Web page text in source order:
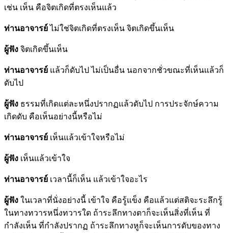
เช่น เห็น คือจิตเกิดที่ตรงเห็นแล้ว
ท่านอาจารย์ไม่ใช่จิตเกิดที่ตรงเห็น จิตเกิดขึ้นเห็น
ผู้ฟัง จิตเกิดขึ้นเห็น
ท่านอาจารย์ แล้วก็ดับไป ไม่เป็นอื่น นอกจากชั่วขณะที่เห็นแล้วก็
ดับไป
ผู้ฟัง ธรรมที่เกิดแต่ละหนึ่งปรากฏแล้วดับไป การประจักษ์ความ
เกิดดับ คือเห็นอย่างนี้หรือไม่
ท่านอาจารย์ เห็นแล้วเข้าใจหรือไม่
ผู้ฟัง เห็นแล้วเข้าใจ
ท่านอาจารย์ เวลานี้ก็เห็น แล้วเข้าใจอะไร
ผู้ฟัง ในเวลาที่นั่งอย่างนี้ เข้าใจ คือรู้แข็ง คือแล้วแต่สติจะระลึกรู้
ในทางทวารหนึ่งทวารใด ถ้าระลึกทางตาก็จะเห็นสิ่งที่เห็น ที่
กำลังเห็น ที่กำลังปรากฏ ถ้าระลึกทางหูก็จะเห็นการดับของทาง